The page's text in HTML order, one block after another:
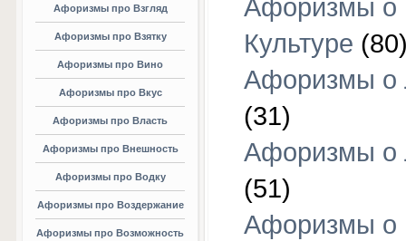
Афоризмы про Взгляд
Афоризмы про Взятку
Афоризмы про Вино
Афоризмы про Вкус
Афоризмы про Власть
Афоризмы про Внешность
Афоризмы про Водку
Афоризмы про Воздержание
Афоризмы про Возможность
Афоризмы о
Культуре
Афоризмы о
(31)
Афоризмы о
(51)
Афоризмы о